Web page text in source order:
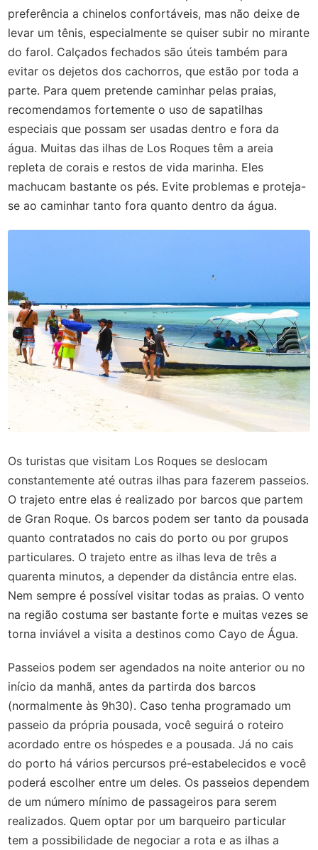
preferência a chinelos confortáveis, mas não deixe de
levar um tênis, especialmente se quiser subir no mirante
do farol. Calçados fechados são úteis também para
evitar os dejetos dos cachorros, que estão por toda a
parte. Para quem pretende caminhar pelas praias,
recomendamos fortemente o uso de sapatilhas
especiais que possam ser usadas dentro e fora da
água. Muitas das ilhas de Los Roques têm a areia
repleta de corais e restos de vida marinha. Eles
machucam bastante os pés. Evite problemas e proteja-
se ao caminhar tanto fora quanto dentro da água.
Os turistas que visitam Los Roques se deslocam
constantemente até outras ilhas para fazerem passeios.
O trajeto entre elas é realizado por barcos que partem
de Gran Roque. Os barcos podem ser tanto da pousada
quanto contratados no cais do porto ou por grupos
particulares. O trajeto entre as ilhas leva de três a
quarenta minutos, a depender da distância entre elas.
Nem sempre é possível visitar todas as praias. O vento
na região costuma ser bastante forte e muitas vezes se
torna inviável a visita a destinos como Cayo de Água.
Passeios podem ser agendados na noite anterior ou no
início da manhã, antes da partirda dos barcos
(normalmente às 9h30). Caso tenha programado um
passeio da própria pousada, você seguirá o roteiro
acordado entre os hóspedes e a pousada. Já no cais
do porto há vários percursos pré-estabelecidos e você
poderá escolher entre um deles. Os passeios dependem
de um número mínimo de passageiros para serem
realizados. Quem optar por um barqueiro particular
tem a possibilidade de negociar a rota e as ilhas a